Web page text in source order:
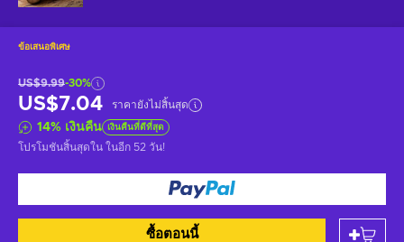
ข้อเสนอพิเศษ
US$9.99-30%
US$7.04 ราคายังไม่สิ้นสุด
14% เงินคืน เงินคืนที่ดีที่สุด
โปรโมชันสิ้นสุดใน ในอีก 52 วัน!
ซื้อตอนนี้